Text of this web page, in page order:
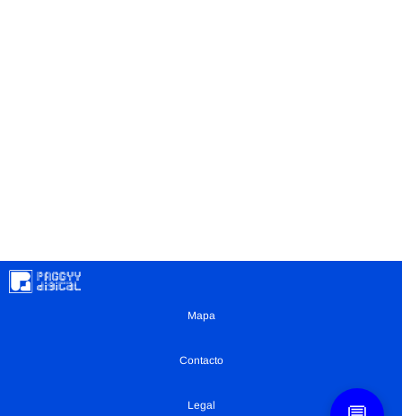
Mapa
Contacto
Legal